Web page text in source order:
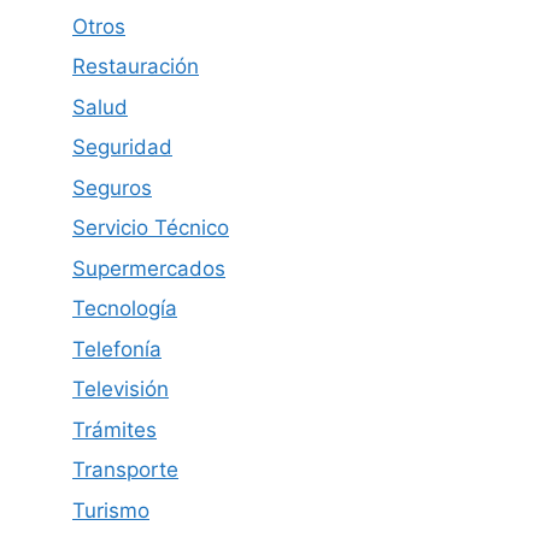
Otros
Restauración
Salud
Seguridad
Seguros
Servicio Técnico
Supermercados
Tecnología
Telefonía
Televisión
Trámites
Transporte
Turismo